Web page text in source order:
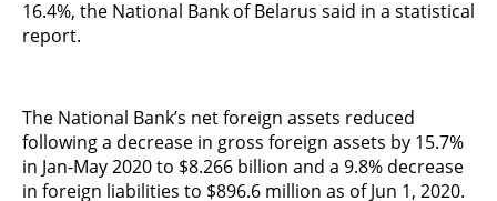
16.4%, the National Bank of Belarus said in a statistical
report.
The National Bank’s net foreign assets reduced
following a decrease in gross foreign assets by 15.7%
in Jan-May 2020 to $8.266 billion and a 9.8% decrease
in foreign liabilities to $896.6 million as of Jun 1, 2020.